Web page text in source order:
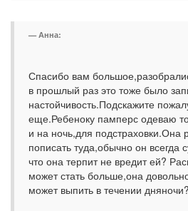
Анна:
Спасибо вам
в прошлый раз это тоже было
настойчивость.Подскажите
еще.Ребеноку памперс одеваю
и на ночь,для подстраховки.Она
пописать туда,обычно он всегда
что она терпит не вредит ей?
может стать больше,она
может выпить в течении дняночи?